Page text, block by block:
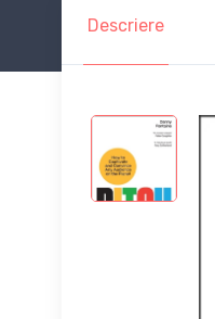
Descriere